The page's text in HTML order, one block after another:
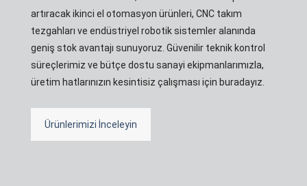
artıracak ikinci el otomasyon ürünleri, CNC takım
tezgahları ve endüstriyel robotik sistemler alanında
geniş stok avantajı sunuyoruz. Güvenilir teknik kontrol
süreçlerimiz ve bütçe dostu sanayi ekipmanlarımızla,
üretim hatlarınızın kesintisiz çalışması için buradayız.
Ürünlerimizi İnceleyin